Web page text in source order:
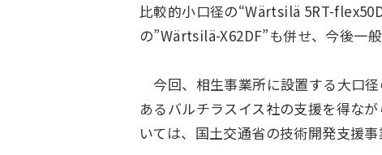
比較的小口径の“Wärtsilä 5RT-
の”Wärtsilä-X62DF”も併せ、今後一
今回、相生事業所に設置する大口
あるバルチラスイス社の支援を得な
いては、国土交通省の技術開発支援